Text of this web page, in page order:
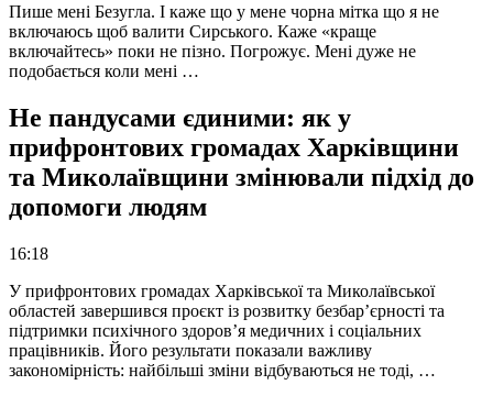
Пише мені Безугла. І каже що у мене чорна мітка що я не
включаюсь щоб валити Сирського. Каже «краще
включайтесь» поки не пізно. Погрожує. Мені дуже не
подобається коли мені …
Не пандусами єдиними: як у
прифронтових громадах Харківщини
та Миколаївщини змінювали підхід до
допомоги людям
16:18
У прифронтових громадах Харківської та Миколаївської
областей завершився проєкт із розвитку безбар’єрності та
підтримки психічного здоров’я медичних і соціальних
працівників. Його результати показали важливу
закономірність: найбільші зміни відбуваються не тоді, …